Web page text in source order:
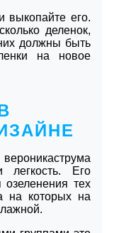
выкопайте его.
деленок,
должны быть
на новое
легкость. Его
озеленения тех
на которых на